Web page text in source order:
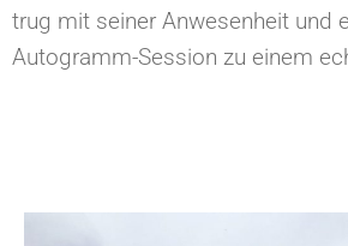
trug mit seiner Anwesenheit und
Autogramm-Session zu einem